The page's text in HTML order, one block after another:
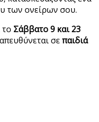
των ονείρων σου.
Σάββατο 9 και 23
σεπαιδιά